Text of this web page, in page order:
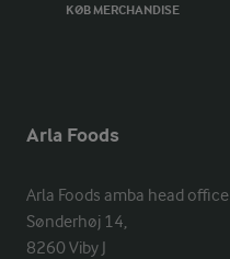
KØB MERCHANDISE
Arla Foods
Arla Foods amba head office
Sønderhøj 14,
8260 Viby J